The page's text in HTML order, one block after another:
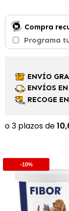
Compra
Programa
ENVÍO
ENVÍOS EN
RECOGE
-10%